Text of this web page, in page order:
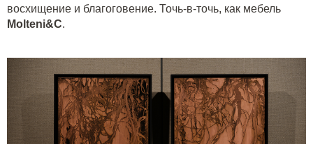
восхищение и благоговение. Точь-в-точь, как мебель
Molteni&C.